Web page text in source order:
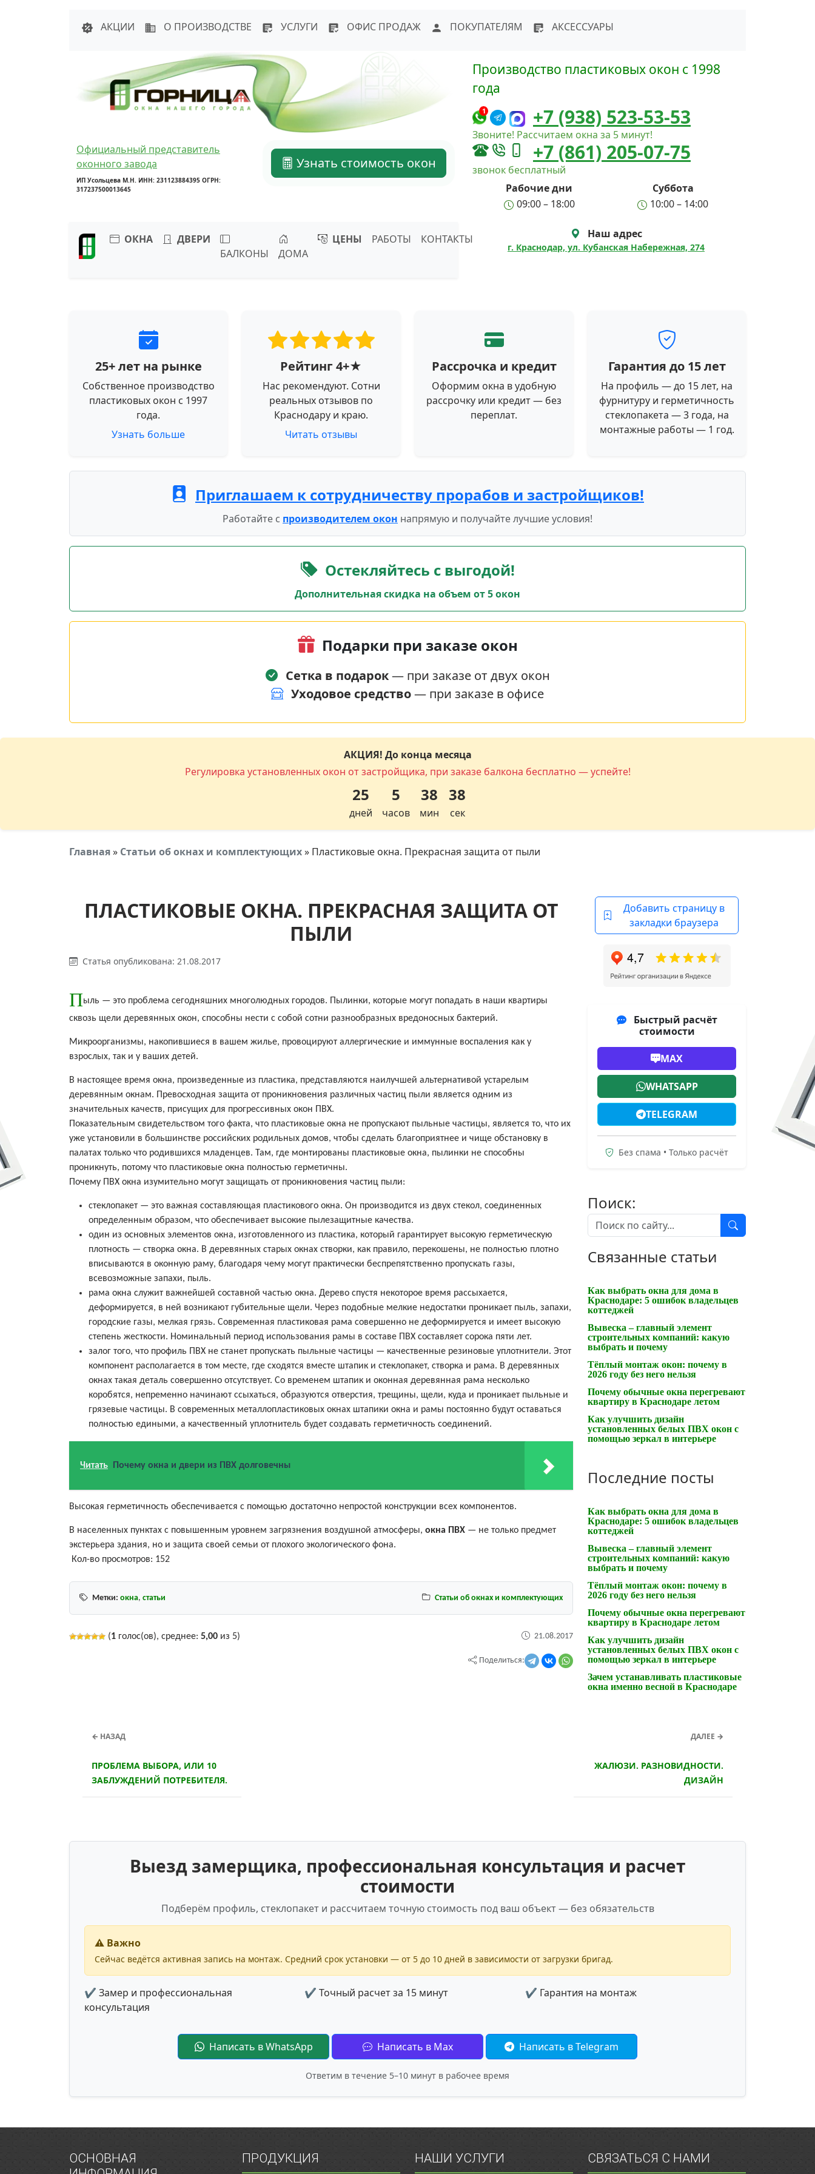
АКЦИИ
О ПРОИЗВОДСТВЕ УСЛУГИ ОФИС ПРОДАЖ ПОКУПАТЕЛЯМ АКСЕССУАРЫ
Официальный представитель
оконного завода
ИП Усольцева М.Н. ИНН: 231123884395 ОГРН:
317237500013645
Узнать стоимость окон
ОКНА
ДВЕРИ
БАЛКОНЫ
ДОМА
ЦЕНЫ РАБОТЫ КОНТАКТЫ
Производство пластиковых окон с 1998
года
1 +7 (938) 523-53-53
Звоните! Рассчитаем окна за 5 минут!
+7 (861) 205-07-75
звонок бесплатный
Рабочие дни
Суббота
09:00 – 18:00
10:00 – 14:00
Наш адрес
г. Краснодар, ул. Кубанская Набережная, 274
25+ лет на рынке
Собственное производство
пластиковых окон с 1997
года.
Узнать больше
Рейтинг 4+★
Нас рекомендуют. Сотни
реальных отзывов по
Краснодару и краю.
Читать отзывы
Рассрочка и кредит
Оформим окна в удобную
рассрочку или кредит — без
переплат.
Гарантия до 15 лет
На профиль — до 15 лет, на
фурнитуру и герметичность
стеклопакета — 3 года, на
монтажные работы — 1 год.
Приглашаем к сотрудничеству прорабов и застройщиков!
Работайте с производителем окон напрямую и получайте лучшие условия!
Остекляйтесь с выгодой!
Дополнительная скидка на объем от 5 окон
Подарки при заказе окон
Сетка в подарок— при заказе от двух окон
Уходовое средство— при заказе в офисе
АКЦИЯ! До конца месяца
Регулировка установленных окон от застройщика, при заказе балкона бесплатно — успейте!
25
дней
5
часов
38
мин
37
сек
Главная» Статьи об окнах и комплектующих» Пластиковые окна. Прекрасная защита от пыли
ПЛАСТИКОВЫЕ ОКНА. ПРЕКРАСНАЯ ЗАЩИТА ОТ
ПЫЛИ
Статья опубликована: 21.08.2017
Пыль — это проблема сегодняшних многолюдных городов. Пылинки, которые могут попадать в наши квартиры
сквозь щели деревянных окон, способны нести с собой сотни разнообразных вредоносных бактерий.
Микроорганизмы, накопившиеся в вашем жилье, провоцируют аллергические и иммунные воспаления как у
взрослых, так и у ваших детей.
В настоящее время окна, произведенные из пластика, представляются наилучшей альтернативой устарелым
деревянным окнам. Превосходная защита от проникновения различных частиц пыли является одним из
значительных качеств, присущих для прогрессивных окон ПВХ.
Показательным свидетельством того факта, что пластиковые окна не пропускают пыльные частицы, является то, что их
уже установили в большинстве российских родильных домов, чтобы сделать благоприятнее и чище обстановку в
палатах только что родившихся младенцев. Там, где монтированы пластиковые окна, пылинки не способны
проникнуть, потому что пластиковые окна полностью герметичны.
Почему ПВХ окна изумительно могут защищать от проникновения частиц пыли:
стеклопакет — это важная составляющая пластикового окна. Он производится из двух стекол, соединенных
определенным образом, что обеспечивает высокие пылезащитные качества.
один из основных элементов окна, изготовленного из пластика, который гарантирует высокую герметическую
плотность — створка окна. В деревянных старых окнах створки, как правило, перекошены, не полностью плотно
вписываются в оконную раму, благодаря чему могут практически беспрепятственно пропускать газы,
всевозможные запахи, пыль.
рама окна служит важнейшей составной частью окна. Дерево спустя некоторое время рассыхается,
деформируется, в ней возникают губительные щели. Через подобные мелкие недостатки проникает пыль, запахи,
городские газы, мелкая грязь. Современная пластиковая рама совершенно не деформируется и имеет высокую
степень жесткости. Номинальный период использования рамы в составе ПВХ составляет сорока пяти лет.
залог того, что профиль ПВХ не станет пропускать пыльные частицы — качественные резиновые уплотнители. Этот
компонент располагается в том месте, где сходятся вместе штапик и стеклопакет, створка и рама. В деревянных
окнах такая деталь совершенно отсутствует. Со временем штапик и оконная деревянная рама несколько
коробятся, непременно начинают ссыхаться, образуются отверстия, трещины, щели, куда и проникает пыльные и
грязевые частицы. В современных металлопластиковых окнах штапики окна и рамы постоянно будут оставаться
полностью едиными, а качественный уплотнитель будет создавать герметичность соединений.
Читать Почему окна и двери из ПВХ долговечны
Высокая герметичность обеспечивается с помощью достаточно непростой конструкции всех компонентов.
В населенных пунктах с повышенным уровнем загрязнения воздушной атмосферы, окна ПВХ — не только предмет
экстерьера здания, но и защита своей семьи от плохого экологического фона.
Кол-во просмотров: 152
Метки: окна, статьи Статьи об окнах и комплектующих
(1 голос(ов), среднее: 5,00 из 5) 21.08.2017
Поделиться:
Добавить страницу в
закладки браузера
Быстрый расчёт
стоимости
MAX
WHATSAPP
TELEGRAM
Без спама • Только расчёт
Поиск:
Связанные статьи
Как выбрать окна для дома в
Краснодаре: 5 ошибок владельцев
коттеджей
Вывеска – главный элемент
строительных компаний: какую
выбрать и почему
Тёплый монтаж окон: почему в
2026 году без него нельзя
Почему обычные окна перегревают
квартиру в Краснодаре летом
Как улучшить дизайн
установленных белых ПВХ окон с
помощью зеркал в интерьере
Последние посты
Как выбрать окна для дома в
Краснодаре: 5 ошибок владельцев
коттеджей
Вывеска – главный элемент
строительных компаний: какую
выбрать и почему
Тёплый монтаж окон: почему в
2026 году без него нельзя
Почему обычные окна перегревают
квартиру в Краснодаре летом
Как улучшить дизайн
установленных белых ПВХ окон с
помощью зеркал в интерьере
Зачем устанавливать пластиковые
окна именно весной в Краснодаре
← НАЗАД
ПРОБЛЕМА ВЫБОРА, ИЛИ 10
ЗАБЛУЖДЕНИЙ ПОТРЕБИТЕЛЯ.
ДАЛЕЕ →
ЖАЛЮЗИ. РАЗНОВИДНОСТИ.
ДИЗАЙН
Выезд замерщика, профессиональная консультация и расчет
стоимости
Подберём профиль, стеклопакет и рассчитаем точную стоимость под ваш объект — без обязательств
⚠️ Важно
Сейчас ведётся активная запись на монтаж. Средний срок установки — от 5 до 10 дней в зависимости от загрузки бригад.
✔ Замер и профессиональная
консультация
✔ Точный расчет за 15 минут ✔ Гарантия на монтаж
Написать в WhatsApp Написать в Max Написать в Telegram
Ответим в течение 5–10 минут в рабочее время
ОСНОВНАЯ
ПРОДУКЦИЯ НАШИ УСЛУГИ СВЯЗАТЬСЯ С НАМИ